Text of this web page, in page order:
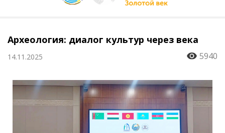
Археология: диалог культур через века
14.11.2025 5940